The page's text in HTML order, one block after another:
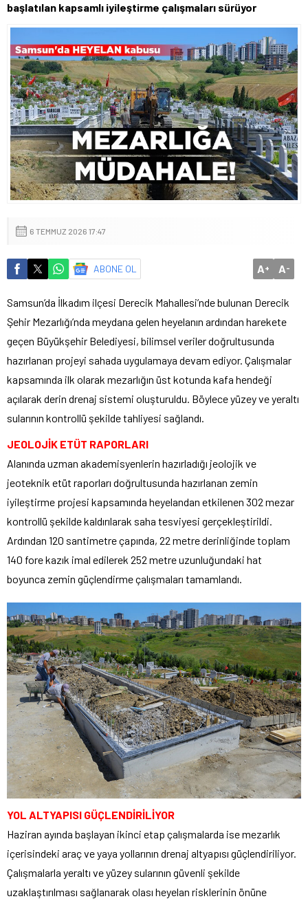
başlatılan kapsamlı iyileştirme çalışmaları sürüyor
6 TEMMUZ 2026 17:47
ABONE OL A+ A-
Samsun’da İlkadım ilçesi Derecik Mahallesi’nde bulunan Derecik
Şehir Mezarlığı’nda meydana gelen heyelanın ardından harekete
geçen Büyükşehir Belediyesi, bilimsel veriler doğrultusunda
hazırlanan projeyi sahada uygulamaya devam ediyor. Çalışmalar
kapsamında ilk olarak mezarlığın üst kotunda kafa hendeği
açılarak derin drenaj sistemi oluşturuldu. Böylece yüzey ve yeraltı
sularının kontrollü şekilde tahliyesi sağlandı.
JEOLOJİK ETÜT RAPORLARI
Alanında uzman akademisyenlerin hazırladığı jeolojik ve
jeoteknik etüt raporları doğrultusunda hazırlanan zemin
iyileştirme projesi kapsamında heyelandan etkilenen 302 mezar
kontrollü şekilde kaldırılarak saha tesviyesi gerçekleştirildi.
Ardından 120 santimetre çapında, 22 metre derinliğinde toplam
140 fore kazık imal edilerek 252 metre uzunluğundaki hat
boyunca zemin güçlendirme çalışmaları tamamlandı.
YOL ALTYAPISI GÜÇLENDİRİLİYOR
Haziran ayında başlayan ikinci etap çalışmalarda ise mezarlık
içerisindeki araç ve yaya yollarının drenaj altyapısı güçlendiriliyor.
Çalışmalarla yeraltı ve yüzey sularının güvenli şekilde
uzaklaştırılması sağlanarak olası heyelan risklerinin önüne